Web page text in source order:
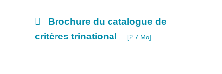
Brochure du catalogue de
critères trinational
[2.7 Mo]